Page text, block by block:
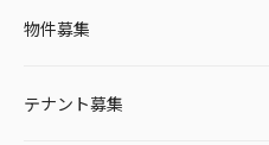
物件募集
テナント募集